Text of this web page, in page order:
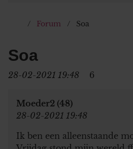
Forum Soa
Soa
28-02-2021 19:48 6
Moeder2 (48)
28-02-2021 19:48
Ik ben een alleenstaande